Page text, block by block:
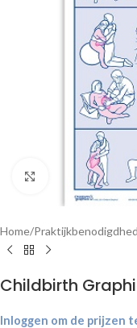
Klik om te
Home
Childbirth
Inloggen om de prijzen